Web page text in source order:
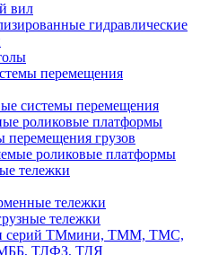
вил
гидравлические
перемещения
системы перемещения
роликовые платформы
перемещения грузов
роликовые платформы
тележки
тележки
тележки
серий ТМмини, ТММ, ТМС,
ТЛФЗ, ТДЯ